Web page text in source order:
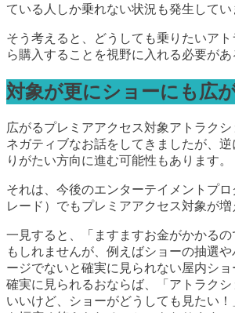
ている人しか乗れない状況も発生してい
そう考えると、どうしても乗りたいア
ら購入することを視野に入れる必要があ
対象が更にショーにも広
広がるプレミアアクセス対象アトラク
ネガティブなお話をしてきましたが、
りがたい方向に進む可能性もあります。
それは、今後のエンターテイメントプ
レード）でもプレミアアクセス対象が増
一見すると、「ますますお金がかかる
もしれませんが、例えばショーの抽選
ージでないと確実に見られない屋内シ
確実に見られるおならば、「アトラク
いいけど、ショーがどうしても見たい